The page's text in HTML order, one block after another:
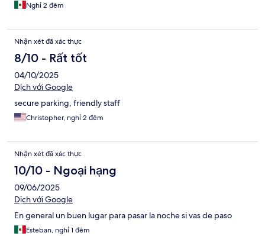
Nghỉ 2 đêm
Nhận xét đã xác thực
8/10 - Rất tốt
04/10/2025
Dịch với Google
secure parking, friendly staff
Christopher, nghỉ 2 đêm
Nhận xét đã xác thực
10/10 - Ngoại hạng
09/06/2025
Dịch với Google
En general un buen lugar para pasar la noche si vas de paso
Esteban, nghỉ 1 đêm